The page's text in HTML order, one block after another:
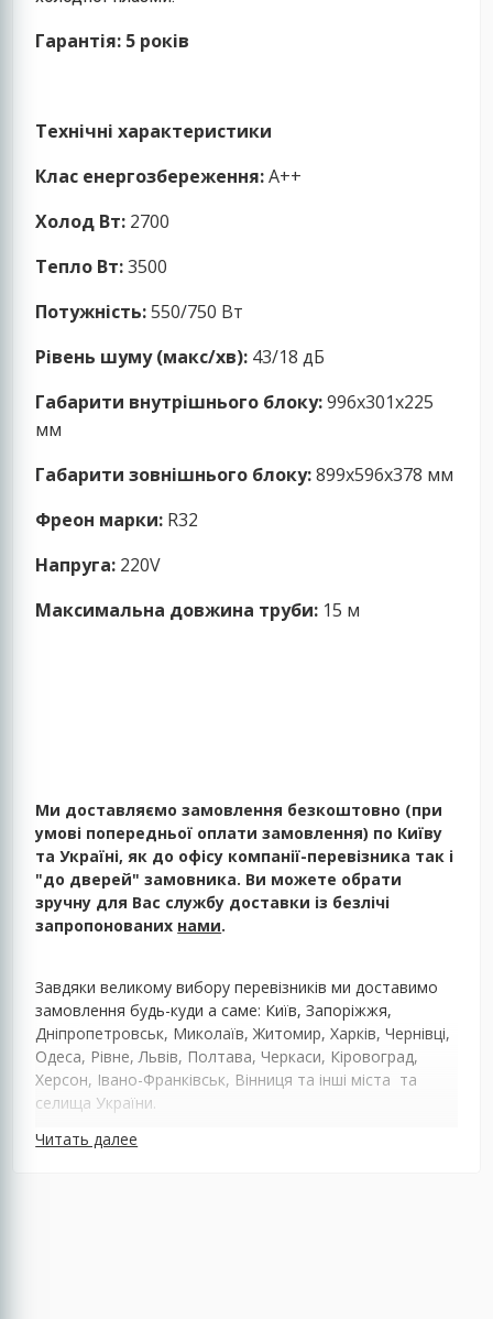
Гарантія: 5 років
Технічні характеристики
Клас енергозбереження:A++
Холод Вт: 2700
Тепло Вт:3500
Потужність:550/750 Вт
Рівень шуму (макс/хв): 43/18 дБ
Габарити внутрішнього блоку:996x301x225
мм
Габарити зовнішнього блоку:899x596x378 мм
Фреон марки: R32
Напруга: 220V
Максимальна довжина труби: 15 м
Ми доставляємо замовлення безкоштовно (при
умові попередньої оплати замовлення) по Київу
та Україні, як до офісу компанії-перевізника так і
"до дверей" замовника. Ви можете обрати
зручну для Вас службу доставки із безлічі
запропонованих нами.
Завдяки великому вибору перевізників ми доставимо
замовлення будь-куди а саме: Київ, Запоріжжя,
Дніпропетровськ, Миколаїв, Житомир, Харків, Чернівці,
Одеса, Рівне, Львів, Полтава, Черкаси, Кіровоград,
Херсон, Івано-Франківськ, Вінниця та інші міста та
селища України.
Читать далее